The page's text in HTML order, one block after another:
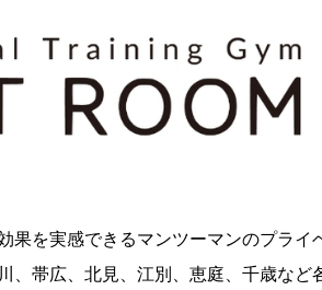
果を実感できるマンツーマンのプライ
、帯広、北見、江別、恵庭、千歳など